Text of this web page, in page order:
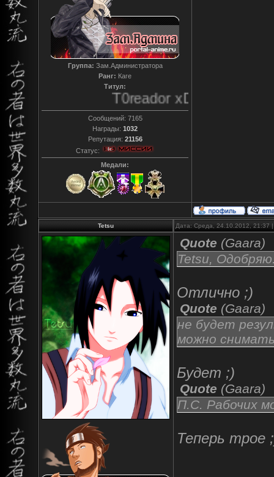
Группа: Зам.Администратора
Ранг: Каге
Титул:
T0reador xD
Сообщений: 7165
Награды: 1032
Репутация: 21156
Статус:
Медали:
Tetsu Дата: Среда, 24.10.2012,
Quote (Gaara)
Tetsu,
Отлично ;)
Quote (Gaara)
не будет
можно
Будет ;)
Quote (Gaara)
П.С. Рабочих
Теперь трое